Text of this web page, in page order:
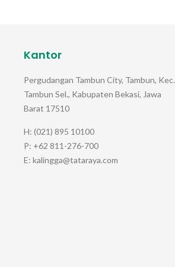
Kantor
Pergudangan Tambun City, Tambun, Kec.
Tambun Sel., Kabupaten Bekasi, Jawa
Barat 17510
H: (021) 895 10100
P: +62 811-276-700
E: kalingga@tataraya.com